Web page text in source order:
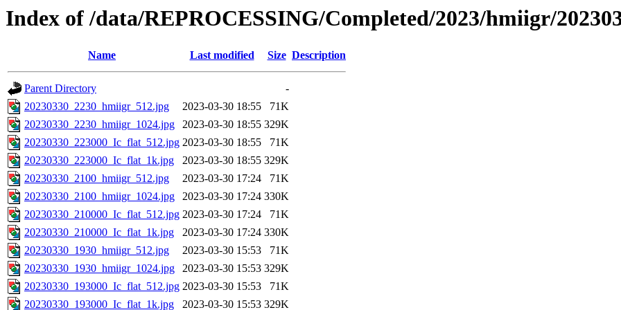
Index of /data/REPROCESSING/Completed/2023/hmiigr/
Name Last modified Size Description
Parent Directory
-
20230330_2230_hmiigr_512.jpg
2023-03-30 18:55
71K
20230330_2230_hmiigr_1024.jpg
2023-03-30 18:55 329K
20230330_223000_Ic_flat_512.jpg 2023-03-30 18:55
71K
20230330_223000_Ic_flat_1k.jpg
2023-03-30 18:55 329K
20230330_2100_hmiigr_512.jpg
2023-03-30 17:24
71K
20230330_2100_hmiigr_1024.jpg
2023-03-30 17:24 330K
20230330_210000_Ic_flat_512.jpg 2023-03-30 17:24
71K
20230330_210000_Ic_flat_1k.jpg
2023-03-30 17:24 330K
20230330_1930_hmiigr_512.jpg
2023-03-30 15:53
71K
20230330_1930_hmiigr_1024.jpg
2023-03-30 15:53 329K
20230330_193000_Ic_flat_512.jpg 2023-03-30 15:53
71K
20230330_193000_Ic_flat_1k.jpg
2023-03-30 15:53 329K